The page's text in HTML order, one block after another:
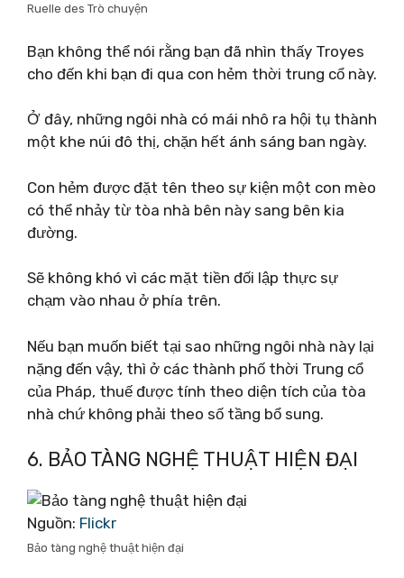
Ruelle des Trò chuyện
Bạn không thể nói rằng bạn đã nhìn thấy Troyes
cho đến khi bạn đi qua con hẻm thời trung cổ này.
Ở đây, những ngôi nhà có mái nhô ra hội tụ thành
một khe núi đô thị, chặn hết ánh sáng ban ngày.
Con hẻm được đặt tên theo sự kiện một con mèo
có thể nhảy từ tòa nhà bên này sang bên kia
đường.
Sẽ không khó vì các mặt tiền đối lập thực sự
chạm vào nhau ở phía trên.
Nếu bạn muốn biết tại sao những ngôi nhà này lại
nặng đến vậy, thì ở các thành phố thời Trung cổ
của Pháp, thuế được tính theo diện tích của tòa
nhà chứ không phải theo số tầng bổ sung.
6. BẢO TÀNG NGHỆ THUẬT HIỆN ĐẠI
Nguồn: Flickr
Bảo tàng nghệ thuật hiện đại